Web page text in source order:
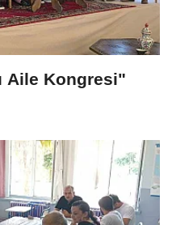
Aile Kongresi"